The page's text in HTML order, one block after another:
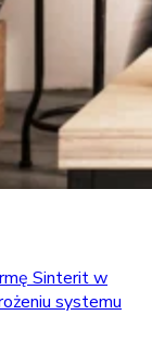
Sinterit w
systemu